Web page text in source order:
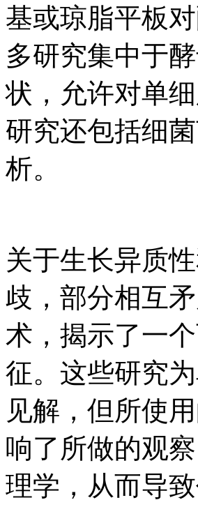
基或琼脂平板
多研究集中于
状，允许对单
研究还包括细
析。
关于生长异质
歧，部分相互
术，揭示了一
征。这些研究
见解，但所使
响了所做的观
理学，从而导